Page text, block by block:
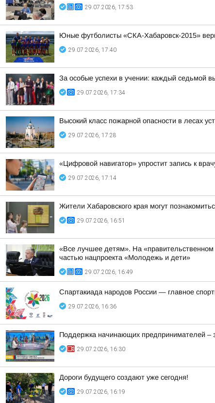
29.07.2026, 17:53
Юные футболисты «СКА-Хабаровск-2015»
29.07.2026, 17:40
За особые успехи в учении: каждый седьмой
29.07.2026, 17:34
Высокий класс пожарной опасности в лесах
29.07.2026, 17:28
«Цифровой навигатор» упростит запись к
29.07.2026, 17:14
Жители Хабаровского края могут
29.07.2026, 16:51
«Все лучшее детям». На «правительственном
частью нацпроекта «Молодежь и дети»
29.07.2026, 16:49
Спартакиада народов России — главное
29.07.2026, 16:36
Поддержка начинающих предпринимателей –
29.07.2026, 16:30
Дороги будущего создают уже сегодня!
29.07.2026, 16:19